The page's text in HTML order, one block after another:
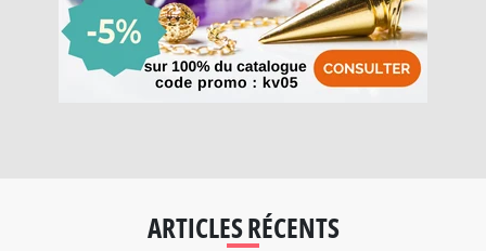
ARTICLES RÉCENTS